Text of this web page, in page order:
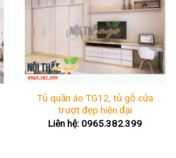
Tủ quần áo TG12, tủ gỗ cửa
trượt đẹp hiện đại
Liên hệ: 0965.382.399